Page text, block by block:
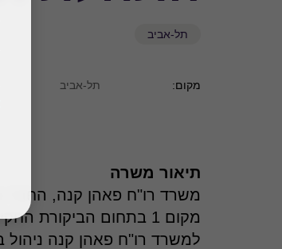
תל-אביב
מקום: תל-אביב
תיאור משרה
מקום 1 בתחום הביקורת החקירתית מחפש מבקרים חקירתיים!